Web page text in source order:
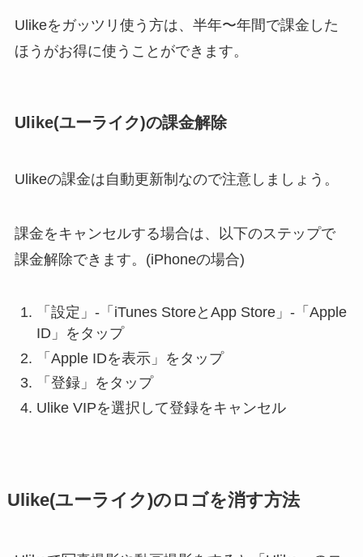
Ulikeをガッツリ使う方は、半年〜年間で課金した
ほうがお得に使うことができます。
Ulike(ユーライク)の課金解除
Ulikeの課金は自動更新制なので注意しましょう。
課金をキャンセルする場合は、以下のステップで
課金解除できます。(iPhoneの場合)
「設定」-「iTunes StoreとApp Store」-「Apple
ID」をタップ
「Apple IDを表示」をタップ
「登録」をタップ
Ulike VIPを選択して登録をキャンセル
Ulike(ユーライク)のロゴを消す方法